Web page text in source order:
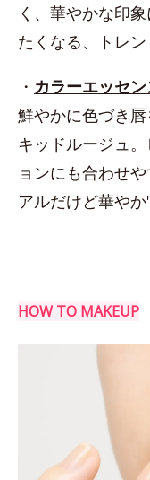
く、華やかな印
たくなる、トレン
・ カラーエッセ
鮮やかに色づき
キッドルージュ
ョンにも合わせ
アルだけど華やか
HOW TO MAKEUP